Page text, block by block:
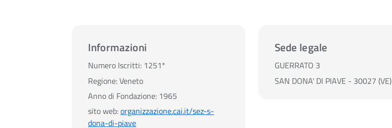
Informazioni
Regione:Veneto
Anno di Fondazione: 1965
sito web:organizzazione.cai.it/sez-s-
dona-di-piave
Numero Iscritti: 1251*
Sede legale
GUERRATO 3
SAN DONA' DI PIAVE - 30027 (VE)